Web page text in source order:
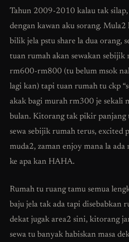
Tahun 2009-2010 kalau tak
dengan kawan aku sorang.
bilik jela pstu share la dua orang,
tuan rumah akan sewakan sebijik
rm600-rm800 (tu belum msok
lagi kan) tapi tuan rumah tu ckp
akak bagi murah rm300 je sekali
bulan. Kitorang tak pikir panjang
sewa sebijik rumah terus, excited
muda2, zaman enjoy mana la
ke apa kan HAHA.
Rumah tu ruang tamu semua
baju jela tak ada tapi disebabkan
dekat jugak area2 sini, kitorang
sewa tu banyak habiskan masa